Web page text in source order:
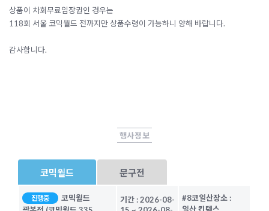
상품이 차회무료입장권인 경우는
118회 서울 코믹월드 전까지만 상품수령이 가능하니 양해 바랍니다.
감사합니다.
행사정보
코믹월드 문구전
진행중
코믹월드
기간 :2026-08-
#8코일산장소 :